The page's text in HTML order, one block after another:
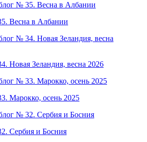
Весна в Албании
Новая Зеландия, весна 2026
Марокко, осень 2025
Сербия и Босния